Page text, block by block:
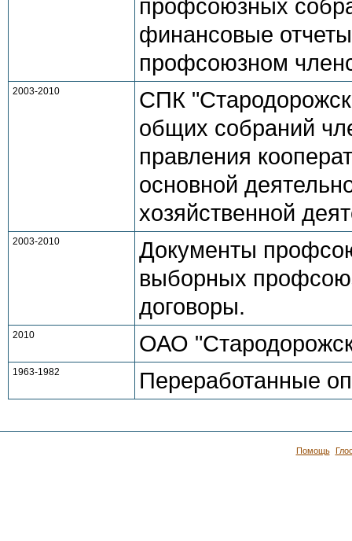
профсоюзных
финансовые
профсоюзном
2003-2010
СПК
общих собраний
правления
основной
хозяйственной
2003-2010
Документы
выборных
договоры.
2010 ОАО
1963-1982 Переработанные
Помощь